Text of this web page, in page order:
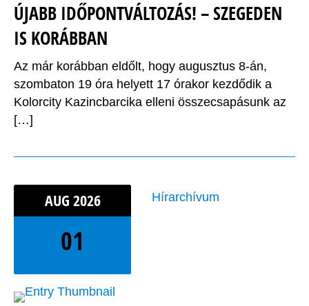
ÚJABB IDŐPONTVÁLTOZÁS! – SZEGEDEN
IS KORÁBBAN
Az már korábban eldőlt, hogy augusztus 8-án,
szombaton 19 óra helyett 17 órakor kezdődik a
Kolorcity Kazincbarcika elleni összecsapásunk az
[…]
AUG 2026
01
Hírarchívum